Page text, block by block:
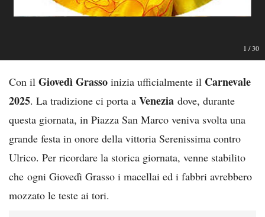
1 /30
Con il Giovedì Grasso inizia ufficialmente il Carnevale
2025. La tradizione ci porta a Venezia dove, durante
questa giornata, in Piazza San Marco veniva svolta una
grande festa in onore della vittoria Serenissima contro
Ulrico. Per ricordare la storica giornata, venne stabilito
che ogni Giovedì Grasso i macellai ed i fabbri avrebbero
mozzato le teste ai tori.